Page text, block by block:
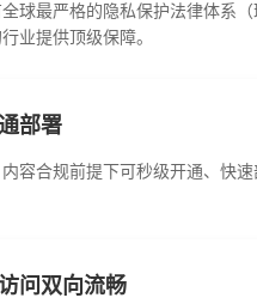
球最严格的隐私保护法律体系
业提供顶级保障。
部署
容合规前提下可秒级开通、快
问双向流畅